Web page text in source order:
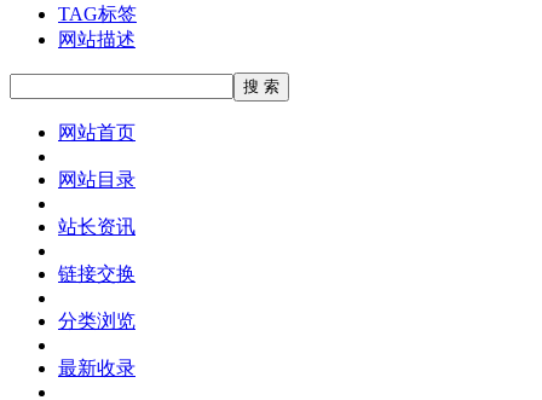
TAG标签
网站描述
网站首页
网站目录
站长资讯
链接交换
分类浏览
最新收录